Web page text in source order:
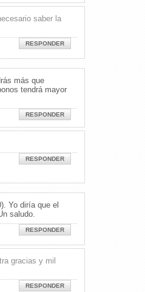
saber la
RESPONDER
más que
tendrá mayor
RESPONDER
RESPONDER
Yo diría que el
saludo.
RESPONDER
gracias y mil
RESPONDER